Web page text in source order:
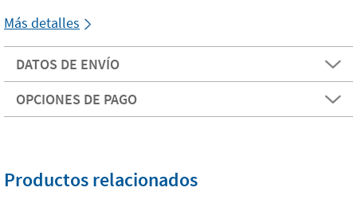
Más detalles
DATOS DE ENVÍO
OPCIONES DE PAGO
Productos relacionados